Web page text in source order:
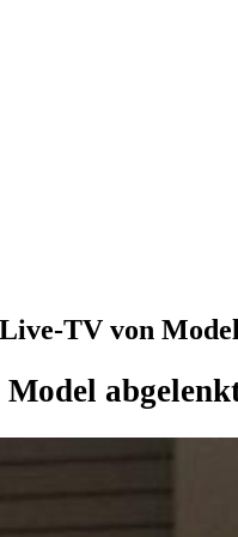
TV von